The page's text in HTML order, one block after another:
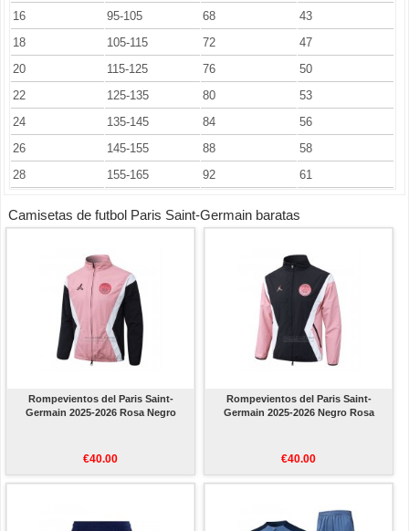
16
95-105 68
43
18
105-115 72
47
20
115-125 76
50
22
125-135 80
53
24
135-145 84
56
26
145-155 88
58
28
155-165 92 61
Camisetas de futbol Paris Saint-Germain baratas
Rompevientos del Paris Saint-
Germain 2025-2026 Rosa Negro
€40.00
Rompevientos del Paris Saint-
Germain 2025-2026 Negro Rosa
€40.00